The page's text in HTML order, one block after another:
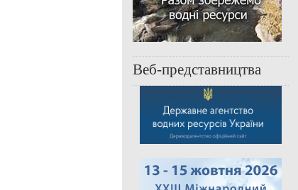
Веб-представництва